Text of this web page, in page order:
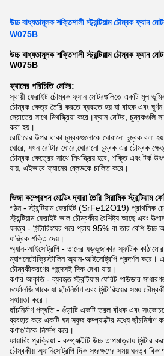
উচ্চ বাধ্যতামূলক শক্তিশালী স্ট্রন্টিয়াম চৌম্বক ফ্যান
W075B
উচ্চ বাধ্যতামূলক শক্তিশালী স্ট্রন্টিয়াম চৌম্বক ফ্যান
W075B
ফ্যানের পরিচিতি মোটর:
স্থায়ী ফেরাইট চৌম্বক ফ্যান মোটরগুলিতে একটি মূল
চৌম্বক ক্ষেত্র তৈরি করতে ব্যবহৃত হয় যা বাহক এবং ঘূর্ণন
স্রোতের সাথে মিথস্ক্রিয়া করে।ফ্যান মোটর, চুম্বকগুলি
করা হয়।
রোটারের উপর থাকা চুম্বকগুলোকে ঘোরানো চুম্বক বলা হয়,
ঘোরে, যখন রোটার ঘোরে,ঘোরানো চুম্বক এর চৌম্বক
চৌম্বক ক্ষেত্রের সাথে মিথস্ক্রিয় হবে, শক্তি এবং টর্ক
যায়, এইভাবে ফ্যানের ব্লেডকে চালিত করে।
ভিজা কম্প্রেশন মোল্ডিং দ্বারা তৈরি সিরামিক স্ট্রন্টিয়াম
গঠন - স্ট্রন্টিয়াম ফেরাইট (SrFe12O19) প্রাথমিক
স্ট্রন্টিয়াম ফেরাইট ভাল চৌম্বকীয় বৈশিষ্ট্য আছে এবং
ঘনত্ব - সিন্টারিংয়ের পরে প্রায় 95% বা তার বেশি
যান্ত্রিক শক্তি দেয়।
অ্যান-আইসোট্রপি - তাদের ষড়ভুজাকার স্ফটিক কাঠামোর
ম্যাগনেটোক্রিস্টালিন অ্যান-আইসোট্রপি প্রদর্শন
চৌম্বকীকরণের পছন্দসই দিক দেখা যায়।
কণার আকৃতি - ব্যবহৃত স্ট্রন্টিয়াম ফেরিট পাউডার
মর্ফোলজি থাকে যা ছাঁচনির্মাণ এবং সিন্টারিংয়ের সময়
সহায়তা করে।
ছাঁচনির্মাণ পদ্ধতি - গুঁড়াটি একটি তরল বাঁধক এবং
ব্যবহার করে একটি ঘন সবুজ কম্প্যাক্টের মধ্যে
কণাগুলিকে নির্দেশ করে।
ফায়ারিং প্রক্রিয়া - কম্প্যাক্টটি উচ্চ তাপমাত্রায় সিন্টার
চৌম্বকীয় অ্যানিসোট্রপি দিক সংরক্ষণের সময় ঘনত্ব